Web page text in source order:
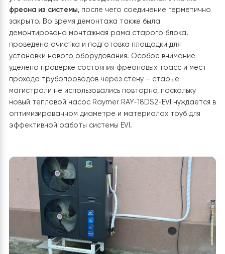
2. Демонтаж наружного блока
насоса
отопление дома. Внешний блок демонтирован
осторожно, с соблюдением всех требований
безопасности — отключены электропитание,
магистрали и дренажная система. Для
утечки хладагента проведена контрольная откачка
фреона из системы
, после чего соединение
закрыто. Во время демонтажа также была
демонтирована монтажная рама старого блока,